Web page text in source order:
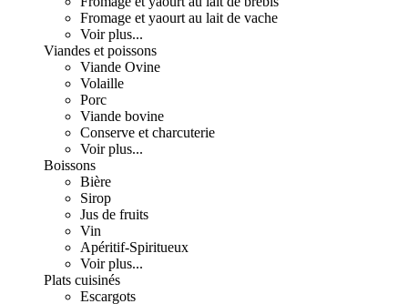
Fromage et yaourt au lait de vache
Voir plus...
Viandes et poissons
Viande Ovine
Volaille
Porc
Viande bovine
Conserve et charcuterie
Voir plus...
Boissons
Bière
Sirop
Jus de fruits
Vin
Apéritif-Spiritueux
Voir plus...
Plats cuisinés
Escargots